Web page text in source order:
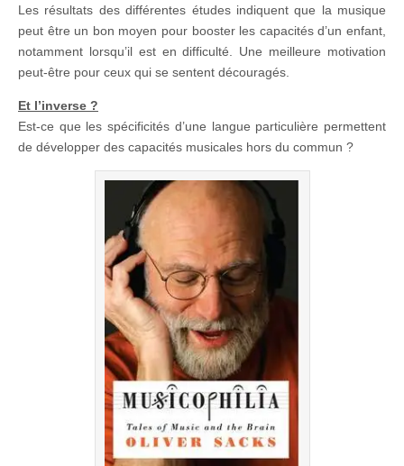
Les résultats des différentes études indiquent que la musique
peut être un bon moyen pour booster les capacités d’un enfant,
notamment lorsqu’il est en difficulté. Une meilleure motivation
peut-être pour ceux qui se sentent découragés.
Et l’inverse ?
Est-ce que les spécificités d’une langue particulière permettent
de développer des capacités musicales hors du commun ?